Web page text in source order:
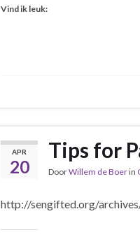
Vind ik leuk:
APR
20
Tips for
DoorWillem de Boerin
http://sengifted.org/